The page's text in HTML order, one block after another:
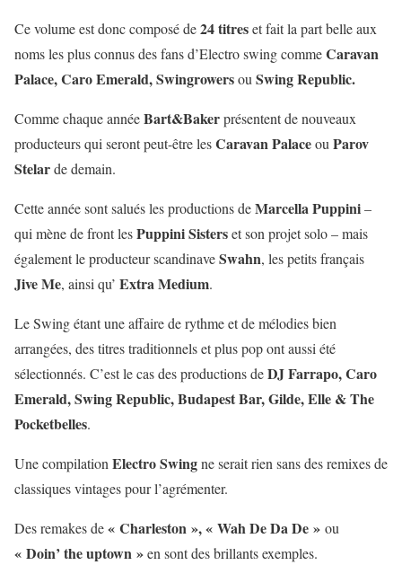
Ce volume est donc composé de24 titreset fait la part belle aux
noms les plus connus des fans d’Electro swing commeCaravan
Palace, Caro Emerald, Swingrowersou Swing Republic.
Comme chaque annéeBart&Bakerprésentent de nouveaux
producteurs qui seront peut-être lesCaravan Palaceou Parov
Stelarde demain.
Cette année sont salués les productions deMarcella Puppini–
qui mène de front lesPuppini Sisterset son projet solo – mais
également le producteur scandinaveSwahn, les petits français
Jive Me, ainsi qu’ Extra Medium.
Le Swing étant une affaire de rythme et de mélodies bien
arrangées, des titres traditionnels et plus pop ont aussi été
sélectionnés. C’est le cas des productions deDJ Farrapo, Caro
Emerald, Swing Republic, Budapest Bar, Gilde, Elle & The
Pocketbelles.
Une compilation Electro Swingne serait rien sans des remixes de
classiques vintages pour l’agrémenter.
Des remakes de« Charleston », « Wah De Da De » ou
« Doin’ the uptown »en sont des brillants exemples.